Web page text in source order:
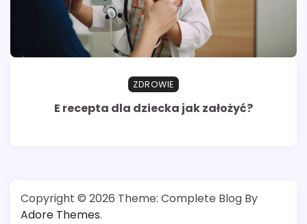
ZDROWIE
E recepta dla dziecka jak założyć?
Copyright © 2026 Theme: Complete Blog By
Adore Themes.